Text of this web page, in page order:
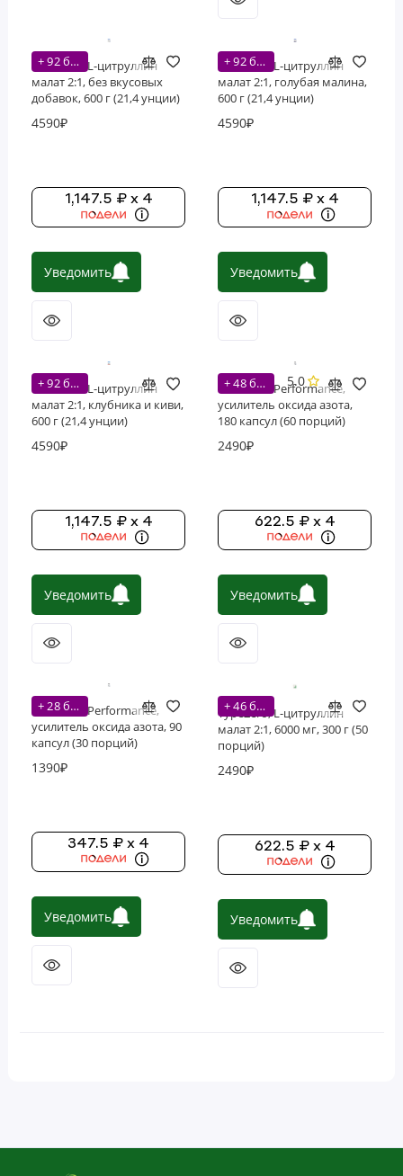
+ 92 бонусов
Nutricost, L-цитруллин
малат 2:1, без вкусовых
добавок, 600 г (21,4 унции)
4590₽
1,147.5 ₽ x 4
Уведомить
+ 92 бонусов
Nutricost, L-цитруллин
малат 2:1, голубая малина,
600 г (21,4 унции)
4590₽
1,147.5 ₽ x 4
Уведомить
+ 92 бонусов
Nutricost, L-цитруллин
малат 2:1, клубника и киви,
600 г (21,4 унции)
4590₽
1,147.5 ₽ x 4
Уведомить
+ 48 бонусов 5.0
Nutricost, Performance,
усилитель оксида азота,
180 капсул (60 порций)
2490₽
622.5 ₽ x 4
Уведомить
+ 28 бонусов
Nutricost, Performance,
усилитель оксида азота, 90
капсул (30 порций)
1390₽
347.5 ₽ x 4
Уведомить
+ 46 бонусов
TypeZero, L-цитруллин
малат 2:1, 6000 мг, 300 г (50
порций)
2490₽
622.5 ₽ x 4
Уведомить